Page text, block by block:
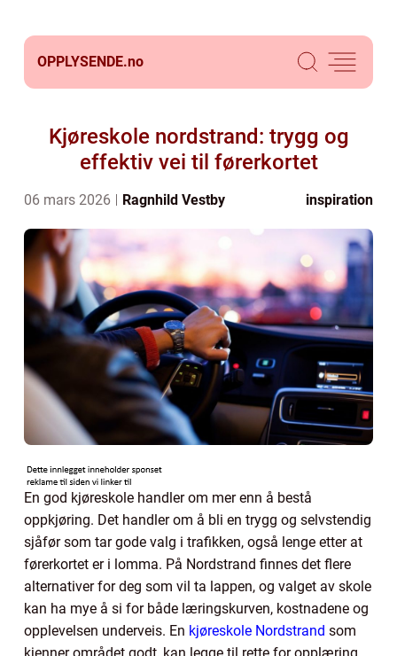
OPPLYSENDE.no
Kjøreskole nordstrand: trygg og
effektiv vei til førerkortet
06 mars 2026 Ragnhild Vestby inspiration
En god kjøreskole handler om mer enn å bestå
oppkjøring. Det handler om å bli en trygg og selvstendig
sjåfør som tar gode valg i trafikken, også lenge etter at
førerkortet er i lomma. På Nordstrand finnes det flere
alternativer for deg som vil ta lappen, og valget av skole
kan ha mye å si for både læringskurven, kostnadene og
opplevelsen underveis. En kjøreskole Nordstrand som